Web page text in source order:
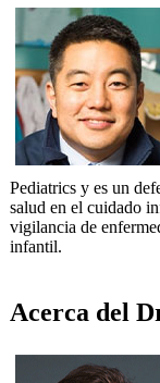
Pediatrics y es un
salud en el cuidado
vigilancia de
infantil.
Acerca del